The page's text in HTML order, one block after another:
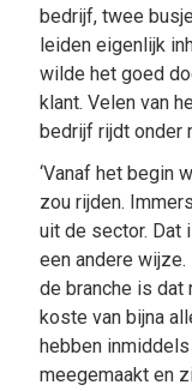
bedrijf, twee
leiden eigenlijk
wilde het goed
klant. Velen van
bedrijf rijdt onder
‘Vanaf het begin
zou rijden.
uit de sector. Dat
een andere wijze.
de branche is dat
koste van bijna
hebben
meegemaakt en